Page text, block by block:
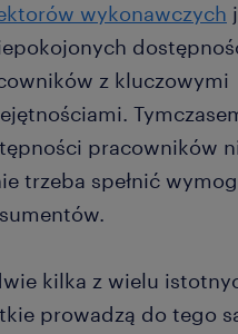
wykonawczych
z kluczowymi
pracowników
trzeba spełnić
kilka z wielu
prowadzą do tego